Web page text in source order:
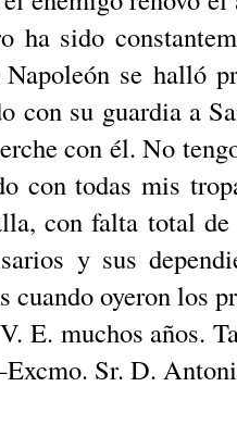
ha sido
se halló
con su guardia a
con él. No
con todas mis
con falta total
y sus
cuando oyeron los
E. muchos años.
Sr. D.